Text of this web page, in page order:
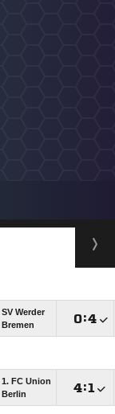
SV Werder
Bremen
:
1. FC Union
Berlin
: